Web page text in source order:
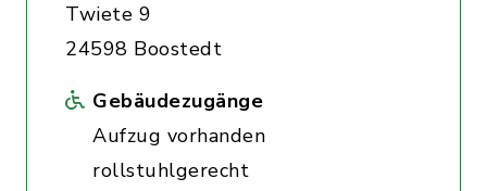
Twiete 9
24598 Boostedt
Gebäudezugänge
Aufzug vorhanden
rollstuhlgerecht